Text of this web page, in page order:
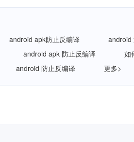
android apk防止反编译 android
android apk 防止反编译
如
android 防止反编译 更多>